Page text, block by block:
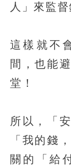
人」來監督
這樣就不
間，也能
堂！
所以，「
「我的錢
關的「給